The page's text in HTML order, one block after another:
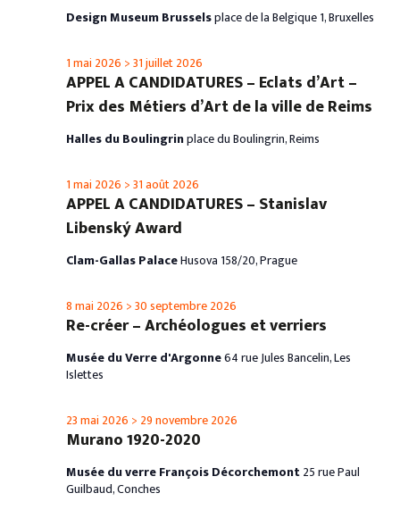
Design Museum Brusselsplace de la Belgique 1, Bruxelles
APPEL A CANDIDATURES – Eclats d’Art –
Prix des Métiers d’Art de la ville de Reims
1 mai 2026 >31 juillet 2026
Halles du Boulingrinplace du Boulingrin, Reims
APPEL A CANDIDATURES – Stanislav
Libenský Award
1 mai 2026 >31 août 2026
Clam-Gallas PalaceHusova 158/20, Prague
Re-créer – Archéologues et verriers
8 mai 2026 >30 septembre 2026
Musée du Verre d'Argonne64 rue Jules Bancelin, Les
Islettes
Murano 1920-2020
23 mai 2026 > 29 novembre 2026
Musée du verre François Décorchemont25 rue Paul
Guilbaud, Conches